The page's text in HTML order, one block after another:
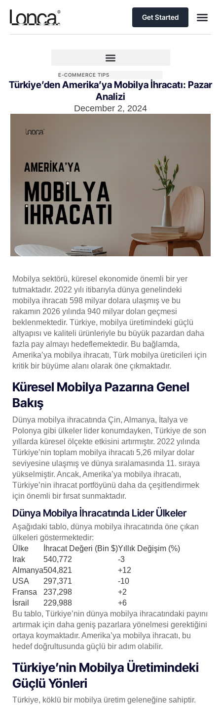
Get Started
E-COMMERCE TIPS
Türkiye’den Amerika’ya Mobilya İhracatı: Pazar
Analizi
December 2, 2024
Mobilya sektörü, küresel ekonomide önemli bir yer
tutmaktadır. 2022 yılı itibarıyla dünya genelindeki
mobilya ihracatı 598 milyar dolara ulaşmış ve bu
rakamın 2026 yılında 940 milyar doları geçmesi
beklenmektedir. Türkiye, mobilya üretimindeki güçlü
altyapısı ve kaliteli ürünleriyle bu büyük pazardan daha
fazla pay almayı hedeflemektedir. Bu bağlamda,
Amerika’ya mobilya ihracatı, Türk mobilya üreticileri için
kritik bir büyüme alanı olarak öne çıkmaktadır.
Küresel Mobilya Pazarına Genel
Bakış
Dünya mobilya ihracatında Çin, Almanya, İtalya ve
Polonya gibi ülkeler lider konumdayken, Türkiye de son
yıllarda küresel ölçekte etkisini artırmıştır. 2022 yılında
Türkiye’nin toplam mobilya ihracatı 5,26 milyar dolar
seviyesine ulaşmış ve dünya sıralamasında 11. sıraya
yükselmiştir. Ancak, Amerika’ya mobilya ihracatı,
Türkiye’nin ihracat portföyünü daha da çeşitlendirmek
için önemli bir fırsat sunmaktadır.
Dünya Mobilya İhracatında Lider Ülkeler
Aşağıdaki tablo, dünya mobilya ihracatında öne çıkan
ülkeleri göstermektedir:
Ülke
İhracat Değeri (Bin $)Yıllık Değişim (%)
Irak
540,772
-3
Almanya504,821
+12
USA
297,371
-10
Fransa
237,298
+2
İsrail
229,988
+6
Bu tablo, Türkiye’nin dünya mobilya ihracatındaki payını
artırmak için daha geniş pazarlara yönelmesi gerektiğini
ortaya koymaktadır. Amerika’ya mobilya ihracatı, bu
hedef doğrultusunda güçlü bir adım olabilir.
Türkiye’nin Mobilya Üretimindeki
Güçlü Yönleri
Türkiye, köklü bir mobilya üretim geleneğine sahiptir.